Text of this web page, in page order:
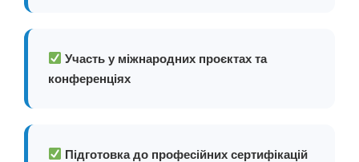
Участь у міжнародних проєктах та
конференціях
Підготовка до професійних сертифікацій